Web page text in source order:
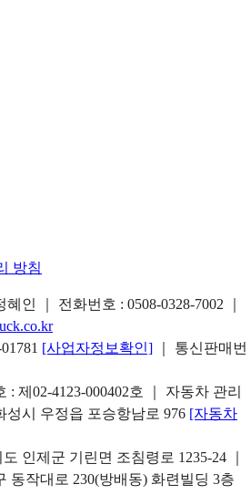
방침
혜인 ｜ 전화번호 : 0508-0328-7002
[사업자정보확인]
｜ 통신판매번
제02-4123-000402호 ｜ 자동차 관리
성시 우정읍 포승항남로 976 [자동차
인제군 기린면 조침령로 1235-24 ｜
동작대로 230(방배동) 화련빌딩 3층